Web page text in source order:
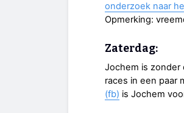
onderzoek naar
Opmerking:
Zaterdag:
Jochem is zonder
races in een paar
(fb) is Jochem